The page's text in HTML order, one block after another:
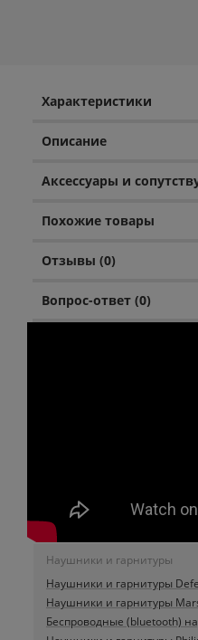
Характеристики
Описание
Аксессуары и
Похожие товары
Отзывы (0)
Вопрос-ответ (0)
Наушники и гарнитуры
Наушники и гарнитуры
Наушники и гарнитуры
Беспроводные (bluetooth)